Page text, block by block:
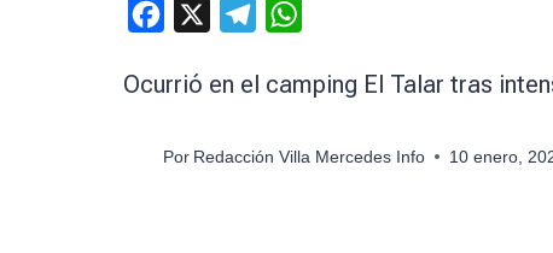
Facebook Telegram
Ocurrió en el camping El Talar tras
Por Redacción Villa Mercedes Info 10 enero,